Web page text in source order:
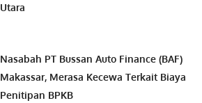
Utara
Nasabah PT Bussan Auto Finance (BAF)
Makassar, Merasa Kecewa Terkait Biaya
Penitipan BPKB